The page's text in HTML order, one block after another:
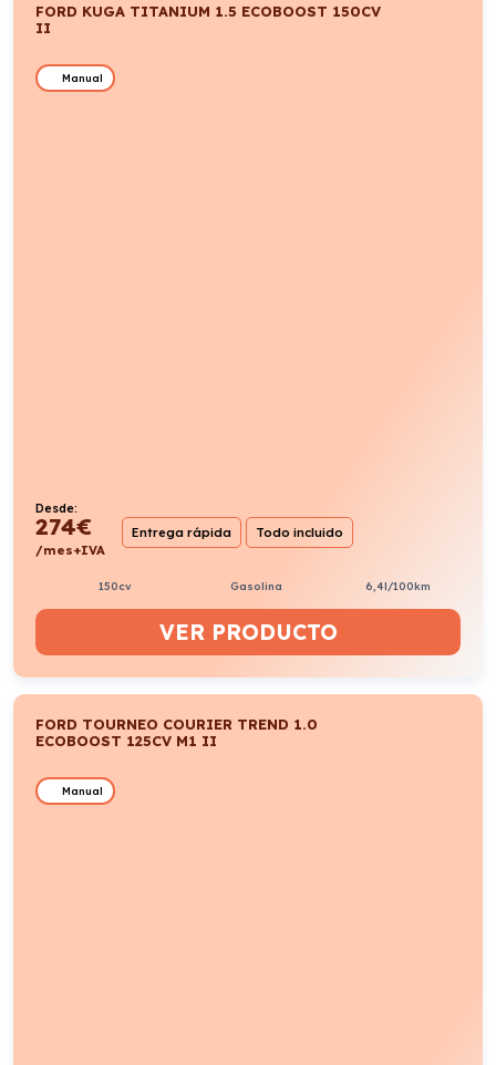
FORD KUGA TITANIUM 1.5 ECOBOOST 150CV
II
Manual
Desde:
274€
/mes+IVA
Entrega rápida Todo incluido
150cv Gasolina 6,4l/100km
VER PRODUCTO
FORD TOURNEO COURIER TREND 1.0
ECOBOOST 125CV M1 II
Manual